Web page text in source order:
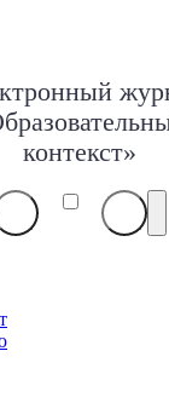
контекст»